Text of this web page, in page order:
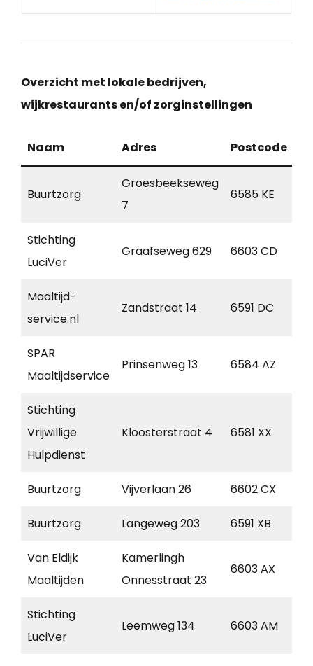
Overzicht met lokale bedrijven,
wijkrestaurants en/of zorginstellingen
Naam Adres Postcode
Buurtzorg
Groesbeekseweg
7
6585 KE
Stichting
LuciVer
Graafseweg 629 6603 CD
Maaltijd-
service.nl
Zandstraat 14 6591 DC
SPAR
Maaltijdservice
Prinsenweg 13 6584 AZ
Stichting
Vrijwillige
Hulpdienst
Kloosterstraat 4 6581 XX
Buurtzorg Vijverlaan 26 6602 CX
Buurtzorg Langeweg 203 6591 XB
Van Eldijk
Maaltijden
Kamerlingh
Onnesstraat 23
6603 AX
Stichting
LuciVer
Leemweg 134 6603 AM